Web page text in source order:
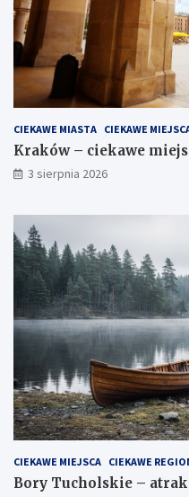
CIEKAWE MIASTA CIEKAWE
Kraków – ciekawe
3 sierpnia 2026
CIEKAWE MIEJSCA CIEKAWE
Bory Tucholskie –